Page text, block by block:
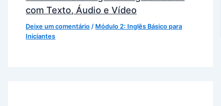
com Texto, Áudio e Vídeo
Deixe um comentário / Módulo 2: Inglês Básico para
Iniciantes